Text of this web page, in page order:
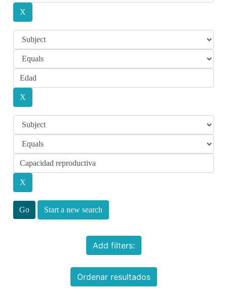
Start a new search
Add filters:
Ordenar resultados